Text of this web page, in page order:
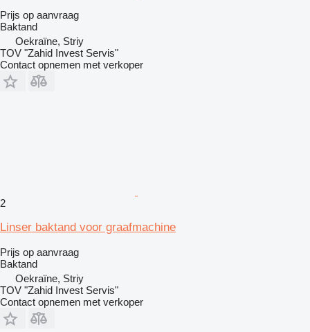
Prijs op aanvraag
Baktand
Oekraïne, Striy
TOV "Zahid Invest Servis"
Contact opnemen met verkoper
2
Linser baktand voor graafmachine
Prijs op aanvraag
Baktand
Oekraïne, Striy
TOV "Zahid Invest Servis"
Contact opnemen met verkoper